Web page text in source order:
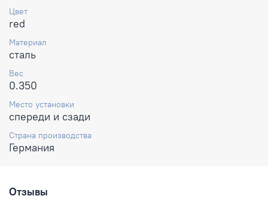
Цвет
red
Материал
сталь
Вес
0.350
Место установки
спереди и сзади
Страна производства
Германия
Отзывы